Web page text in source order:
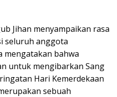
Jihan menyampaikan rasa
seluruh anggota
mengatakan bahwa
untuk mengibarkan Sang
Hari Kemerdekaan
sebuah